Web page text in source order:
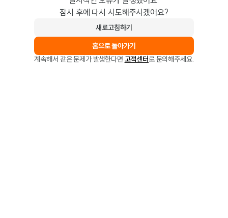
잠시 후에 다시 시도해주시겠어요?
새로고침하기
홈으로 돌아가기
계속해서 같은 문제가 발생한다면 고객센터로 문의해주세요.